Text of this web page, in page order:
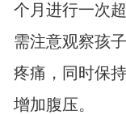
个月进行一次
需注意观察孩
疼痛，同时保
增加腹压。